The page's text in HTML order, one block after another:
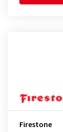
Firestone